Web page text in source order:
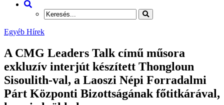
Egyéb Hírek
A CMG Leaders Talk című műsora
exkluzív interjút készített Thongloun
Sisoulith-val, a Laoszi Népi Forradalmi
Párt Központi Bizottságának főtitkárával,